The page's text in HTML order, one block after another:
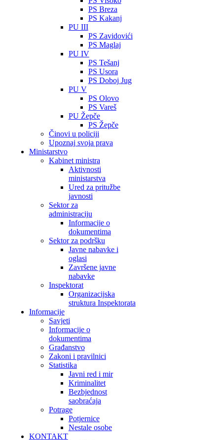
PS Breza
PS Kakanj
PU III
PS Zavidovići
PS Maglaj
PU IV
PS Tešanj
PS Usora
PS Doboj Jug
PU V
PS Olovo
PS Vareš
PU Žepče
PS Žepče
Činovi u policiji
Upoznaj svoja prava
Ministarstvo
Kabinet ministra
Aktivnosti
ministarstva
Ured za pritužbe
javnosti
Sektor za
administraciju
Informacije o
dokumentima
Sektor za podršku
Javne nabavke i
oglasi
Završene javne
nabavke
Inspektorat
Organizacijska
struktura Inspektorata
Informacije
Savjeti
Informacije o
dokumentima
Građanstvo
Zakoni i pravilnici
Statistika
Javni red i mir
Kriminalitet
Bezbjednost
saobraćaja
Potrage
Potjernice
Nestale osobe
KONTAKT